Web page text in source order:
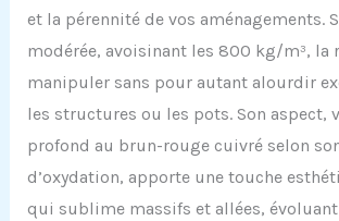
et la pérennité de vos aménagements.
modérée, avoisinant les 800 kg/m³, la
manipuler sans pour autant alourdir
les structures ou les pots. Son aspect,
profond au brun-rouge cuivré selon
d’oxydation, apporte une touche
qui sublime massifs et allées,